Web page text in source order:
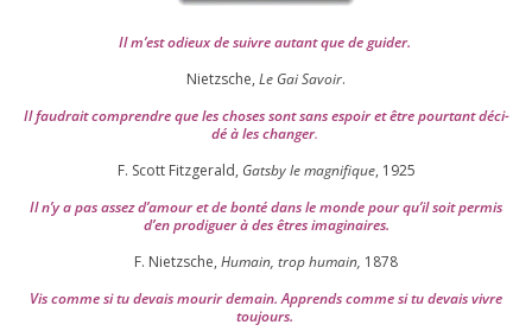
Il m’est odieux de suivre autant que de gui­der.
Nietzsche, Le Gai Savoir.
Il fau­drait com­prendre que les choses sont sans espoir et être pour­tant déci­
dé à les chan­ger.
F. Scott Fitzgerald, Gatsby le magni­fique, 1925
Il n’y a pas assez d’a­mour et de bon­té dans le monde pour qu’il soit per­mis
d’en pro­di­guer à des êtres imaginaires.
F. Nietzsche, Humain, trop humain, 1878
Vis comme si tu devais mou­rir demain. Apprends comme si tu devais vivre
toujours.